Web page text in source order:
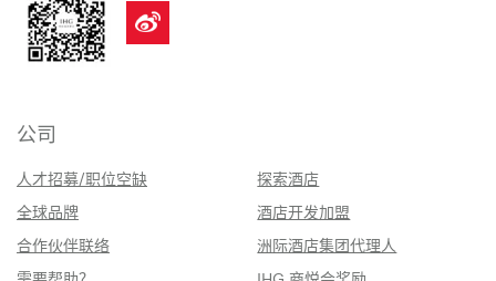
公司
人才招募/职位空缺
探索酒店
全球品牌
酒店开发加盟
合作伙伴联络
洲际酒店集团代理人